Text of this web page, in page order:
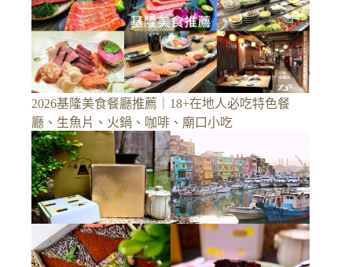
2026基隆美食餐廳推薦｜18+在地人必吃特色餐
廳、生魚片、火鍋、咖啡、廟口小吃